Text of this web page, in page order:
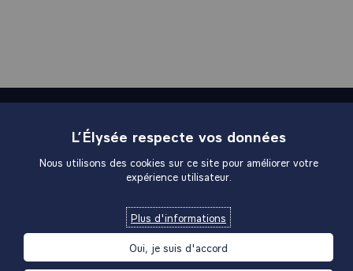
Liens institutionnels
L’Élysée respecte vos données
Nous utilisons des cookies sur ce site pour améliorer votre
expérience utilisateur.
Plus d'informations
Oui, je suis d'accord